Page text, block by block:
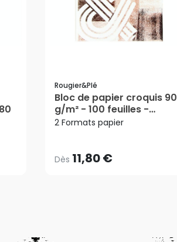
Rougier&plé
Bloc de papier croquis 90
g/m² - 100 feuilles -
Rougier&Plé
2 Formats papier
Dès 11,80 €
Dès 11,80 €